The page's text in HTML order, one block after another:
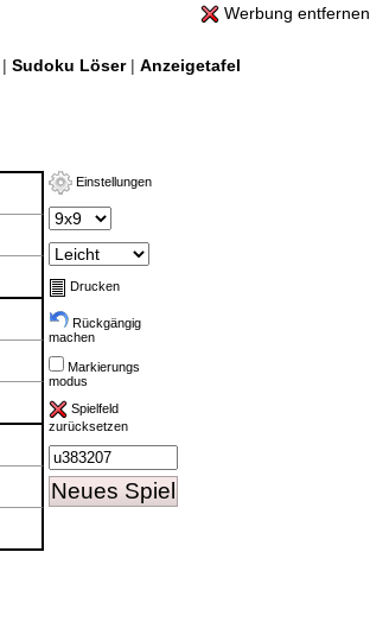
Werbung entfernen
| Sudoku Löser| Anzeigetafel
Einstellungen
Drucken
Rückgängig
machen
Markierungs
modus
Spielfeld
zurücksetzen
Neues Spiel